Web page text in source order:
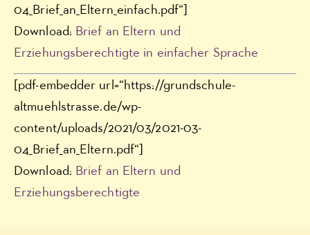
04_Brief_an_Eltern_einfach.pdf“]
Download: Brief an Eltern und
Erziehungsberechtigte in einfacher Sprache
[pdf-embedder url=“https://grundschule-
altmuehlstrasse.de/wp-
content/uploads/2021/03/2021-03-
04_Brief_an_Eltern.pdf“]
Download: Brief an Eltern und
Erziehungsberechtigte